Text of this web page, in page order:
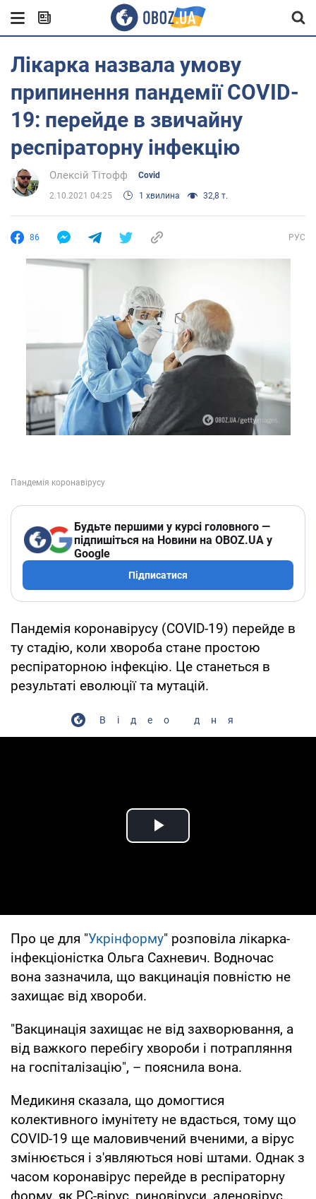
Лікарка назвала умову
припинення пандемії COVID-
19: перейде в звичайну
респіраторну інфекцію
Олексій Тітофф Covid
2.10.2021 04:25 1 хвилина 32,8 т.
86 РУС
Будьте першими у курсі головного —
підпишіться на Новини на OBOZ.UA у
Google
Підписатися
Пандемія коронавірусу (COVID-19) перейде в
ту стадію, коли хвороба стане простою
респіраторною інфекцію. Це станеться в
результаті еволюції та мутацій.
Відео дня
Play Video
Про це для "Укрінформу" розповіла лікарка-
інфекціоністка Ольга Сахневич. Водночас
вона зазначила, що вакцинація повністю не
захищає від хвороби.
"Вакцинація захищає не від захворювання, а
від важкого перебігу хвороби і потрапляння
на госпіталізацію", – пояснила вона.
Медикиня сказала, що домогтися
колективного імунітету не вдасться, тому що
COVID-19 ще маловивчений вченими, а вірус
змінюється і з'являються нові штами. Однак з
часом коронавірус перейде в респіраторну
форму, як РС-вірус, риновіруси, аденовірус.